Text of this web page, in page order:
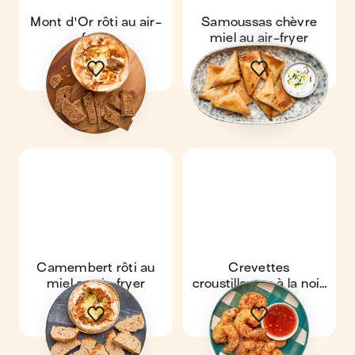
Mont d'Or rôti au air-
fryer
Samoussas chèvre
miel au air-fryer
Camembert rôti au
miel au air-fryer
Crevettes
croustillantes à la noix
de coco